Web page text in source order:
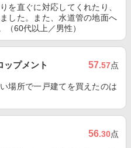
を直ぐに対応してくれたり、
した。また、水道管の地面へ
60代以上／男性）
ップメント 57.57点
場所で一戸建てを買えたのは
56.30点